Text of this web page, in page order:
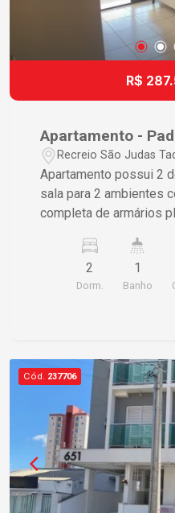
R$
Apartamento -
Recreio São Judas
Apartamento possui 2
sala para 2 ambientes
completa de armários
Acabamento em piso
2
Dorm.
1
Banho
Cód. 237706